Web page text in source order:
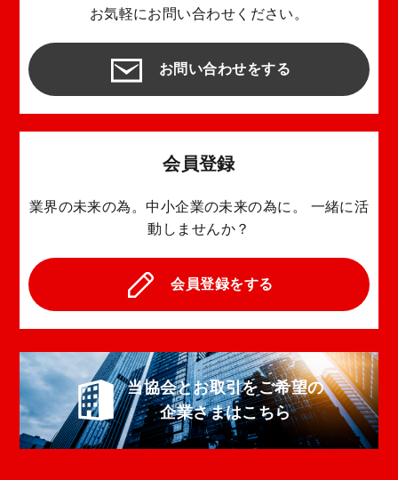
お気軽にお問い合わせください。
お問い合わせをする
会員登録
業界の未来の為。中小企業の未来の為に。
一緒に活
動しませんか？
会員登録をする
当協会とお取引をご希望の
企業さまはこちら